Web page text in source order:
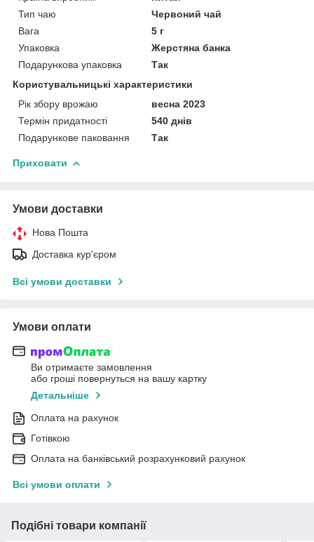
Тип чаю
Червоний чай
Вага
5 г
Упаковка
Жерстяна банка
Подарункова упаковка
Так
Користувальницькі характеристики
Рік збору врожаю
весна 2023
Термін придатності
540 днів
Подарункове паковання
Так
Приховати
Умови доставки
Нова Пошта
Доставка кур'єром
Всі умови доставки
Умови оплати
Ви отримаєте замовлення
або гроші повернуться на вашу картку
Детальніше
Оплата на рахунок
Готівкою
Оплата на банківський розрахунковий рахунок
Всі умови оплати
Подібні товари компанії